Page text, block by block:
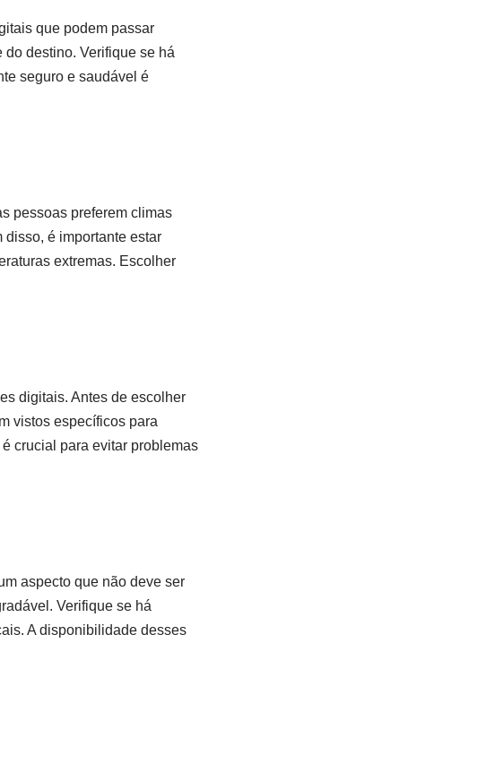
que podem passar
destino. Verifique se há
seguro e saudável é
pessoas preferem climas
é importante estar
extremas. Escolher
digitais. Antes de escolher
vistos específicos para
crucial para evitar problemas
aspecto que não deve ser
Verifique se há
A disponibilidade desses